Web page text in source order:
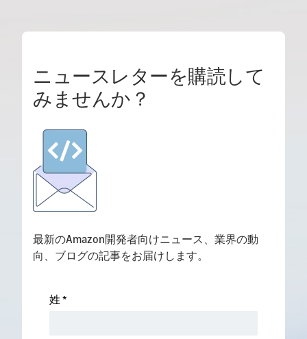
ニュースレターを購読して
みませんか？
最新のAmazon開発者向けニュース、業界の動
向、ブログの記事をお届けします。